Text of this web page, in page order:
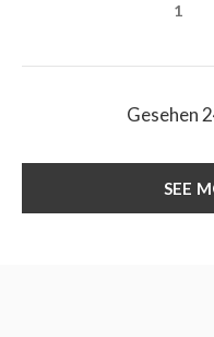
1
Gesehen
SEE